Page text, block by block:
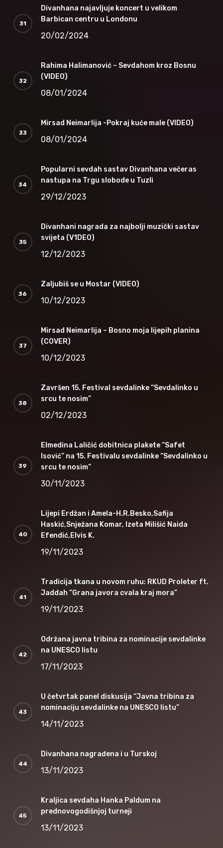
Divanhana najavljuje koncert u velikom
Barbican centru u Londonu
20/02/2024
Rahima Halimanović – Sevdahom kroz Bosnu
(VIDEO)
08/01/2024
Mirsad Neimarlija -Pokraj kuće male (VIDEO)
08/01/2024
Popularni sevdah sastav Divanhana večeras
nastupa na Trgu slobode u Tuzli
29/12/2023
Divanhani nagrada za najbolji muzički sastav
svijeta (V1DEO)
12/12/2023
Zaljubiš se u Mostar (VIDEO)
10/12/2023
Mirsad Neimarlija – Bosno moja lijepih planina
(COVER)
10/12/2023
Završen 15. Festival sevdalinke “Sevdalinko u
srcu te nosim”
02/12/2023
Elmedina Laličić dobitnica plakete “Safet
Isović” na 15. Festivalu sevdalinke “Sevdalinko u
srcu te nosim”
30/11/2023
Lijepi Erdžan i Amela-H.R.Besko,Safija
Haskić,Snježana Komar, Izeta Milišić Naida
Efendić,Elvis K.
19/11/2023
Tradicija tkana u novom ruhu: RKUD Proleter ft.
Jaddah “Grana javora cvala kraj mora”
19/11/2023
Održana javna tribina za nominacije sevdalinke
na UNESCO listu
17/11/2023
U četvrtak panel diskusija “Javna tribina za
nominaciju sevdalinke na UNESCO listu”
14/11/2023
Divanhana nagrađena i u Turskoj
13/11/2023
Kraljica sevdaha Hanka Paldum na
prednovogodišnjoj turneji
13/11/2023